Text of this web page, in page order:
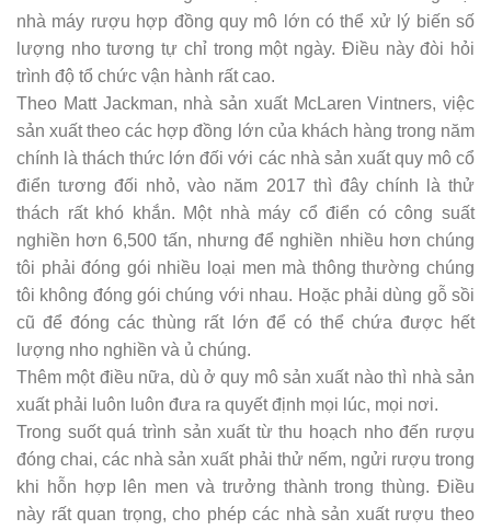
nhà máy rượu hợp đồng quy mô lớn có thể xử lý biến số
lượng nho tương tự chỉ trong một ngày. Điều này đòi hỏi
trình độ tổ chức vận hành rất cao.
Theo Matt Jackman, nhà sản xuất McLaren Vintners, việc
sản xuất theo các hợp đồng lớn của khách hàng trong năm
chính là thách thức lớn đối với các nhà sản xuất quy mô cổ
điển tương đối nhỏ, vào năm 2017 thì đây chính là thử
thách rất khó khắn. Một nhà máy cổ điển có công suất
nghiền hơn 6,500 tấn, nhưng để nghiền nhiều hơn chúng
tôi phải đóng gói nhiều loại men mà thông thường chúng
tôi không đóng gói chúng với nhau. Hoặc phải dùng gỗ sồi
cũ để đóng các thùng rất lớn để có thể chứa được hết
lượng nho nghiền và ủ chúng.
Thêm một điều nữa, dù ở quy mô sản xuất nào thì nhà sản
xuất phải luôn luôn đưa ra quyết định mọi lúc, mọi nơi.
Trong suốt quá trình sản xuất từ thu hoạch nho đến rượu
đóng chai, các nhà sản xuất phải thử nếm, ngửi rượu trong
khi hỗn hợp lên men và trưởng thành trong thùng. Điều
này rất quan trọng, cho phép các nhà sản xuất rượu theo